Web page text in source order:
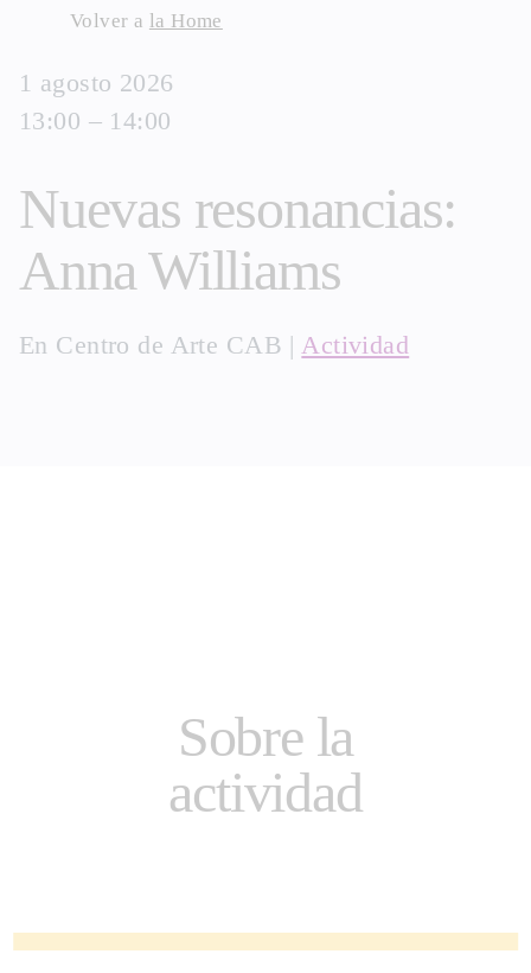
content
Volver a la Home
1 agosto 2026
13:00 – 14:00
Nuevas resonancias:
Anna Williams
En Centro de Arte CAB |Actividad
Sobre la
actividad